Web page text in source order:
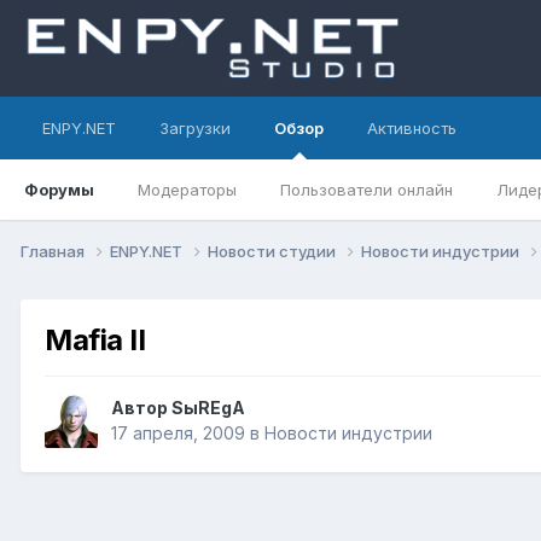
ENPY.NET Загрузки Обзор
Форумы Модераторы Пользователи онлайн
Активность
Главная ENPY.NET Новости студии Новости индустрии
Mafia II
Автор SыREgA
17 апреля, 2009 в Новости индустрии